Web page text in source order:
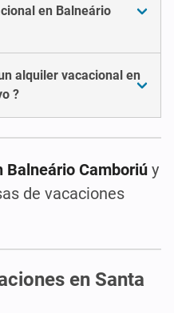
en Balneário
alquiler vacacional en
?
Balneário Camboriú y
de vacaciones
en Santa